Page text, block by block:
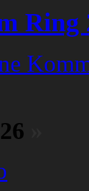
Ring